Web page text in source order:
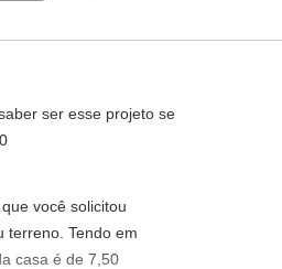
ser esse projeto se
você solicitou
terreno. Tendo em
casa é de 7,50